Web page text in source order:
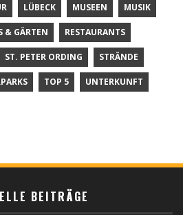
LÜBECK MUSEEN MUSIK
& GÄRTEN RESTAURANTS
ST. PETER ORDING STRÄNDE
TOP 5 UNTERKUNFT
BEITRÄGE